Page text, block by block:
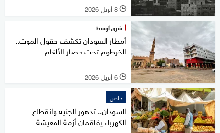
l 8 أبريل 2026
شرق أوسط
أمطار السودان تكشف حقول الموت..
الخرطوم تحت حصار الألغام
l 6 أبريل 2026
خاص
السودان.. تدهور الجنيه وانقطاع
الكهرباء يفاقمان أزمة المعيشة